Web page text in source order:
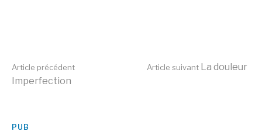
Lire
la
Article précédent
Imperfection
Article suivant La douleur
PUB